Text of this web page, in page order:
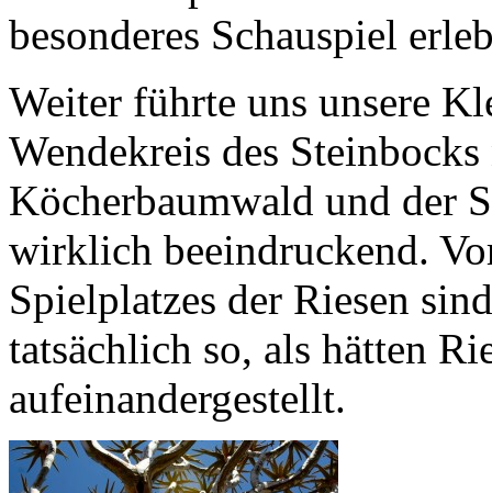
besonderes Schauspiel
Weiter führte uns unsere
Wendekreis des
Köcherbaumwald und der
wirklich beeindruckend.
Spielplatzes der Riesen
tatsächlich so, als hätten
aufeinandergestellt.